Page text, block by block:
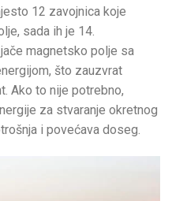
12 zavojnica koje
sada ih je 14.
magnetsko polje sa
što zauzvrat
Ako to nije potrebno,
za stvaranje okretnog
i povećava doseg.